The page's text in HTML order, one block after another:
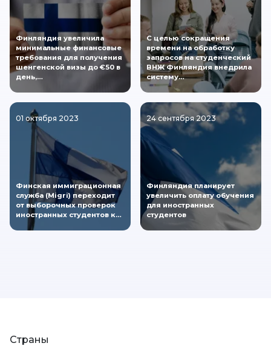
Финляндия увеличила
минимальные финансовые
требования для получения
шенгенской визы до €50 в
день,…
С целью сокращения
времени на обработку
запросов на студенческий
ВНЖ Финляндия внедрила
систему…
01 октября 2023
Финская иммиграционная
служба (Migri) переходит
от выборочных проверок
иностранных студентов к…
24 сентября 2023
Финляндия планирует
увеличить оплату обучения
для иностранных
студентов
Страны